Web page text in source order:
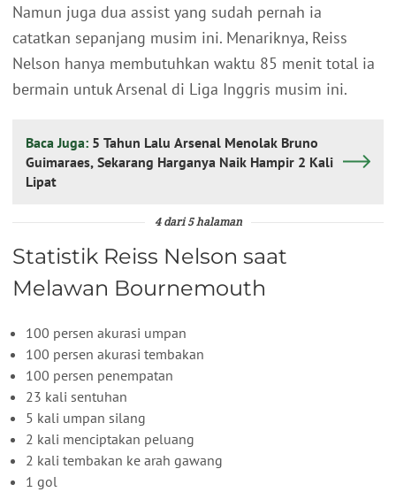
Namun juga dua assist yang sudah pernah ia
catatkan sepanjang musim ini. Menariknya, Reiss
Nelson hanya membutuhkan waktu 85 menit total ia
bermain untuk Arsenal di Liga Inggris musim ini.
Baca Juga: 5 Tahun Lalu Arsenal Menolak Bruno
Guimaraes, Sekarang Harganya Naik Hampir 2 Kali
Lipat
4 dari 5 halaman
Statistik Reiss Nelson saat
Melawan Bournemouth
100 persen akurasi umpan
100 persen akurasi tembakan
100 persen penempatan
23 kali sentuhan
5 kali umpan silang
2 kali menciptakan peluang
2 kali tembakan ke arah gawang
1 gol